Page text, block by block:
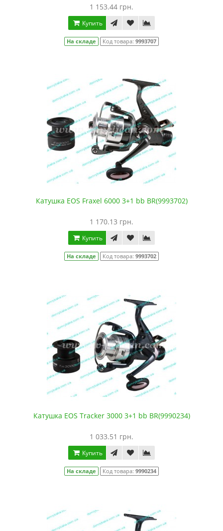
1 153.44 грн.
Купить
На складе Код товара: 9993707
Катушка EOS Fraxel 6000 3+1 bb BR(9993702)
1 170.13 грн.
Купить
На складе Код товара: 9993702
Катушка EOS Tracker 3000 3+1 bb BR(9990234)
1 033.51 грн.
Купить
На складе Код товара: 9990234